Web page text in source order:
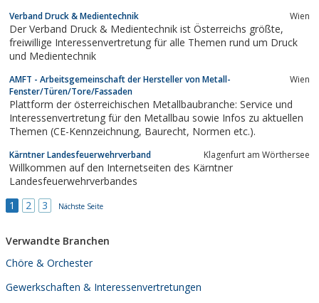
Verband Druck & Medientechnik Wien
Der Verband Druck & Medientechnik ist Österreichs größte,
freiwillige Interessenvertretung für alle Themen rund um Druck
und Medientechnik
AMFT - Arbeitsgemeinschaft der Hersteller von Metall-
Fenster/Türen/Tore/Fassaden
Wien
Plattform der österreichischen Metallbaubranche: Service und
Interessenvertretung für den Metallbau sowie Infos zu aktuellen
Themen (CE-Kennzeichnung, Baurecht, Normen etc.).
Kärntner Landesfeuerwehrverband Klagenfurt am Wörthersee
Willkommen auf den Internetseiten des Kärntner
Landesfeuerwehrverbandes
1
2 3 Nächste Seite
Verwandte Branchen
Chöre & Orchester
Gewerkschaften & Interessenvertretungen